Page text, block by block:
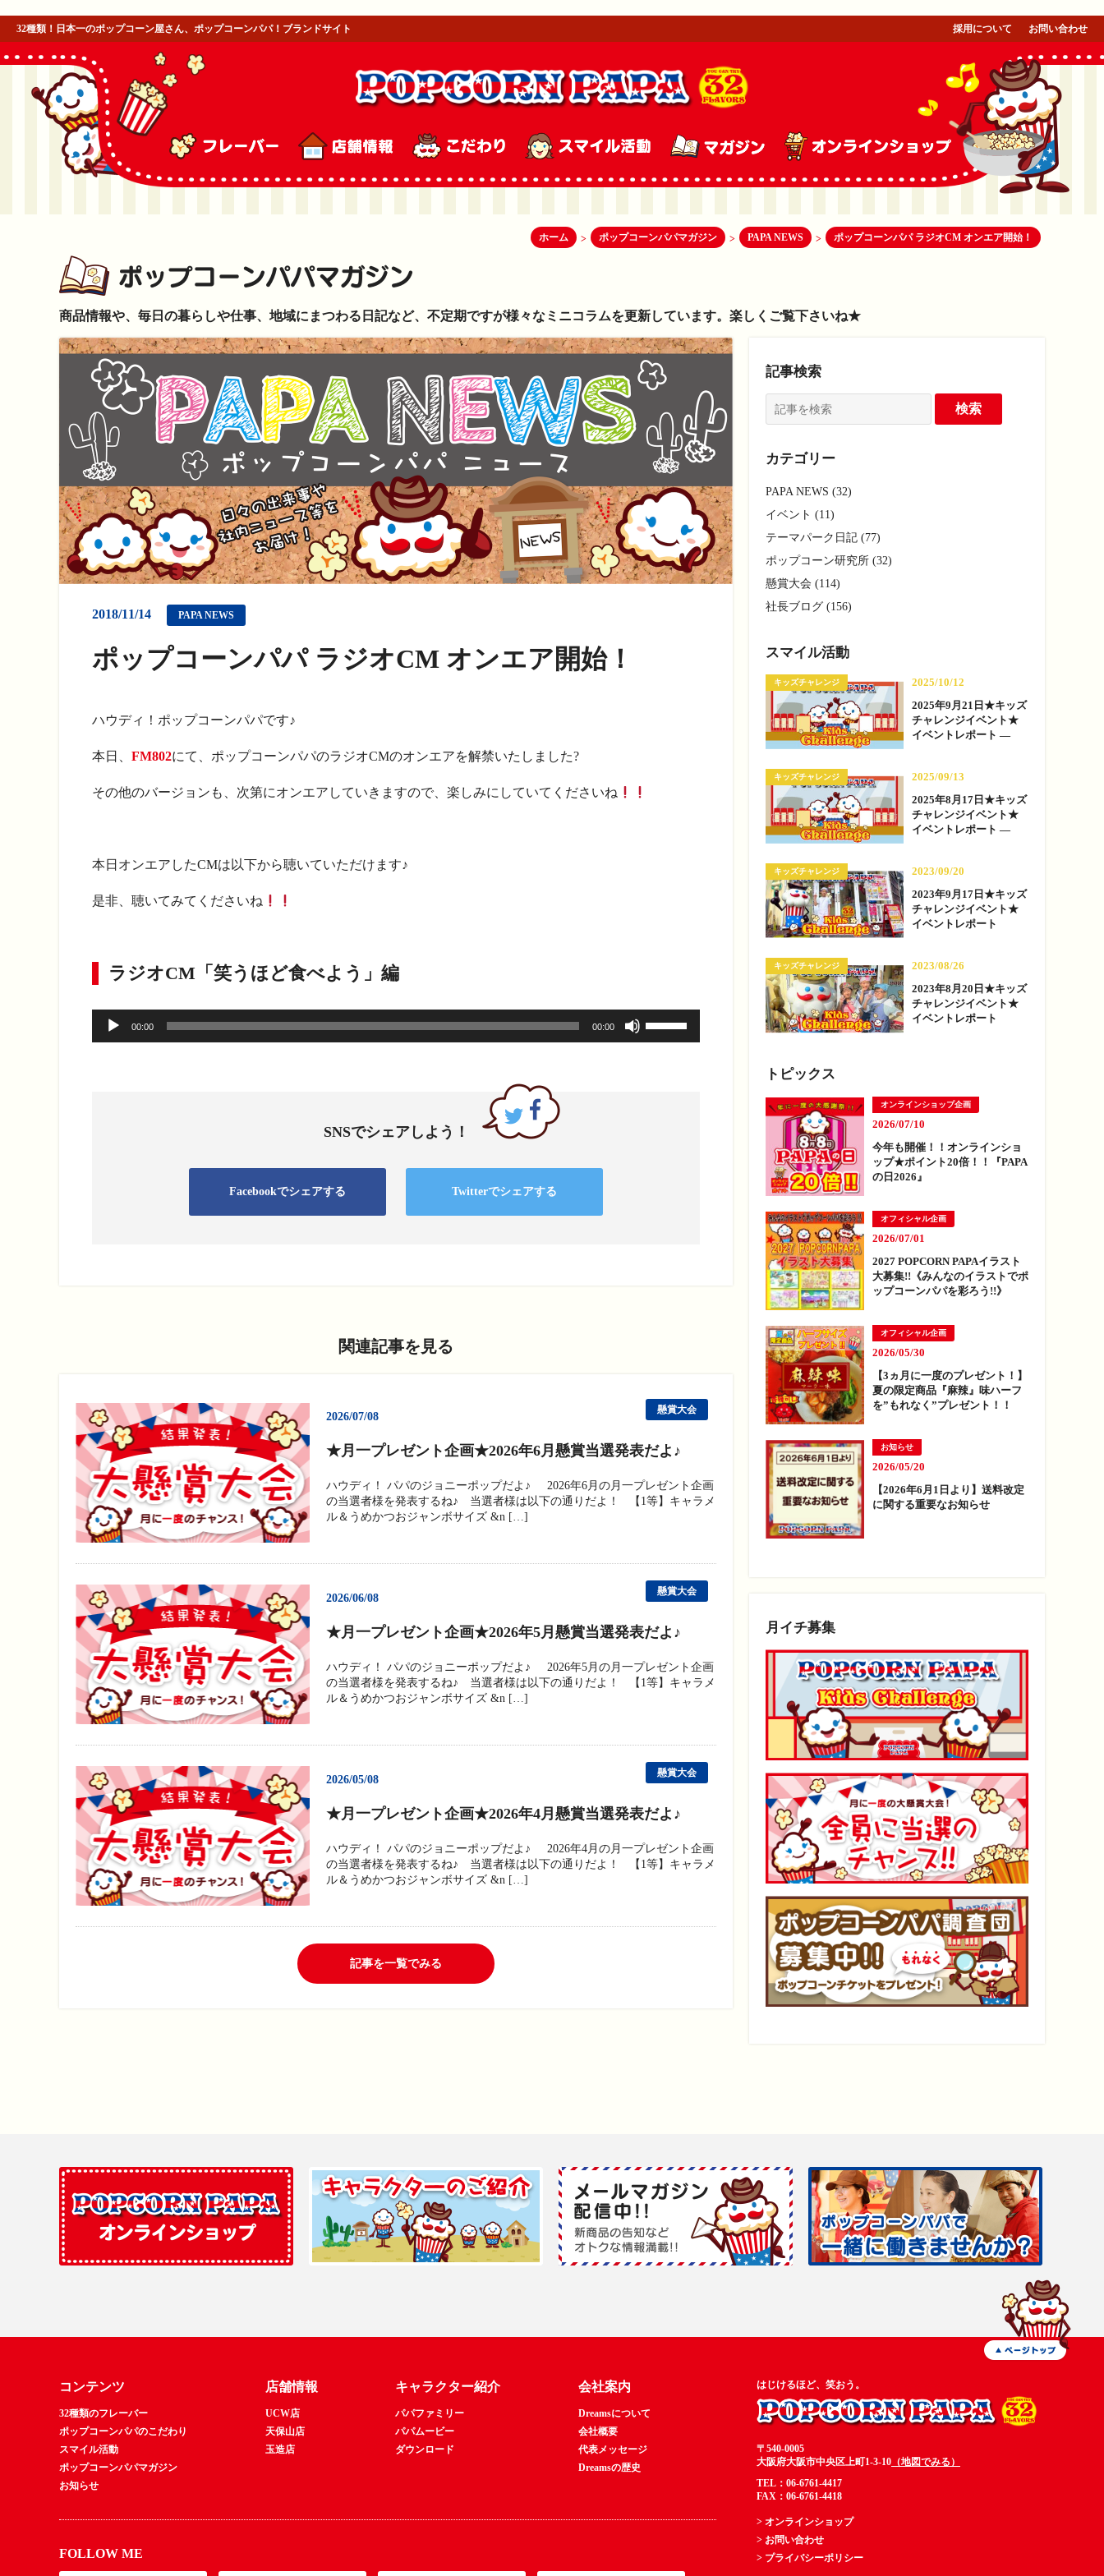
32種類！日本一のポップコーン屋さん、ポップコーンパパ！ブランドサイト 採用について お問い合わせ
ホーム > ポップコーンパパマガジン > PAPA NEWS > ポップコーンパパ ラジオCM オンエア開始！
商品情報や、毎日の暮らしや仕事、地域にまつわる日記など、不定期ですが様々なミニコラムを更新しています。楽しくご覧下さいね★
2018/11/14 PAPA NEWS
ポップコーンパパ ラジオCM オンエア開始！
ハウディ！ポップコーンパパです♪
本日、 FM802にて、ポップコーンパパのラジオCMのオンエアを解禁いたしました?
その他のバージョンも、次第にオンエアしていきますので、楽しみにしていてくださいね
本日オンエアしたCMは以下から聴いていただけます♪
是非、聴いてみてくださいね
ラジオCM「笑うほど食べよう」編
声
00:00 00:00
ボ
リ
っ
く
だ
さ
SNSでシェアしよう！
Facebookでシェアする Twitterでシェアする
関連記事を見る
2026/07/08
★月一プレゼント企画★2026年6月懸賞当選発表だよ♪
ハウディ！ パパのジョニーポップだよ♪ 2026年6月の月一プレゼント企画
の当選者様を発表するね♪ 当選者様は以下の通りだよ！ 【1等】キャラメ
ル＆うめかつおジャンボサイズ &n […]
懸賞大会
2026/06/08
★月一プレゼント企画★2026年5月懸賞当選発表だよ♪
ハウディ！ パパのジョニーポップだよ♪ 2026年5月の月一プレゼント企画
の当選者様を発表するね♪ 当選者様は以下の通りだよ！ 【1等】キャラメ
ル＆うめかつおジャンボサイズ &n […]
懸賞大会
2026/05/08
★月一プレゼント企画★2026年4月懸賞当選発表だよ♪
ハウディ！ パパのジョニーポップだよ♪ 2026年4月の月一プレゼント企画
の当選者様を発表するね♪ 当選者様は以下の通りだよ！ 【1等】キャラメ
ル＆うめかつおジャンボサイズ &n […]
懸賞大会
記事を一覧でみる
記事検索
カテゴリー
PAPA NEWS (32)
イベント (11)
テーマパーク日記 (77)
ポップコーン研究所 (32)
懸賞大会 (114)
社長ブログ (156)
スマイル活動
キッズチャレンジ
2025/10/12
2025年9月21日★キッズ
チャレンジイベント★
イベントレポート —
キッズチャレンジ
2025/09/13
2025年8月17日★キッズ
チャレンジイベント★
イベントレポート —
キッズチャレンジ
2023/09/20
2023年9月17日★キッズ
チャレンジイベント★
イベントレポート
キッズチャレンジ
2023/08/26
2023年8月20日★キッズ
チャレンジイベント★
イベントレポート
トピックス
オンラインショップ企画
2026/07/10
今年も開催！！オンラインショ
ップ★ポイント20倍！！『PAPA
の日2026』
オフィシャル企画
2026/07/01
2027 POPCORN PAPAイラスト
大募集!!《みんなのイラストでポ
ップコーンパパを彩ろう!!》
オフィシャル企画
2026/05/30
【3ヵ月に一度のプレゼント！】
夏の限定商品『麻辣』味ハーフ
を”もれなく”プレゼント！！
お知らせ
2026/05/20
【2026年6月1日より】送料改定
に関する重要なお知らせ
月イチ募集
コンテンツ
32種類のフレーバー
ポップコーンパパのこだわり
スマイル活動
ポップコーンパパマガジン
お知らせ
店舗情報
UCW店
天保山店
玉造店
キャラクター紹介
パパファミリー
パパムービー
ダウンロード
会社案内
Dreamsについて
会社概要
代表メッセージ
Dreamsの歴史
FOLLOW ME
はじけるほど、笑おう。
〒540-0005
大阪府大阪市中央区上町1-3-10 （地図でみる）
TEL：06-6761-4417
FAX：06-6761-4418
> オンラインショップ
> お問い合わせ
> プライバシーポリシー